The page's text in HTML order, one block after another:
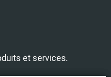
et services.